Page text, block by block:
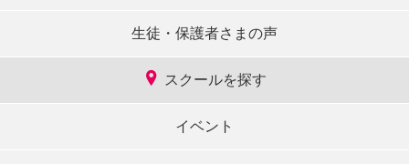
生徒・保護者さまの声
スクールを探す
イベント